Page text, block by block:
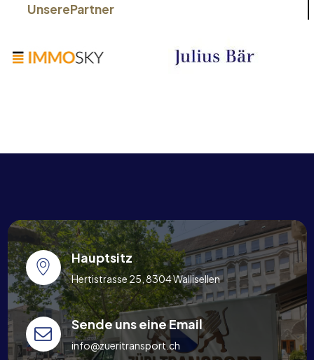
UnserePartner
Hauptsitz
Hertistrasse 25, 8304 Wallisellen
Sende uns eine Email
info@zueritransport.ch